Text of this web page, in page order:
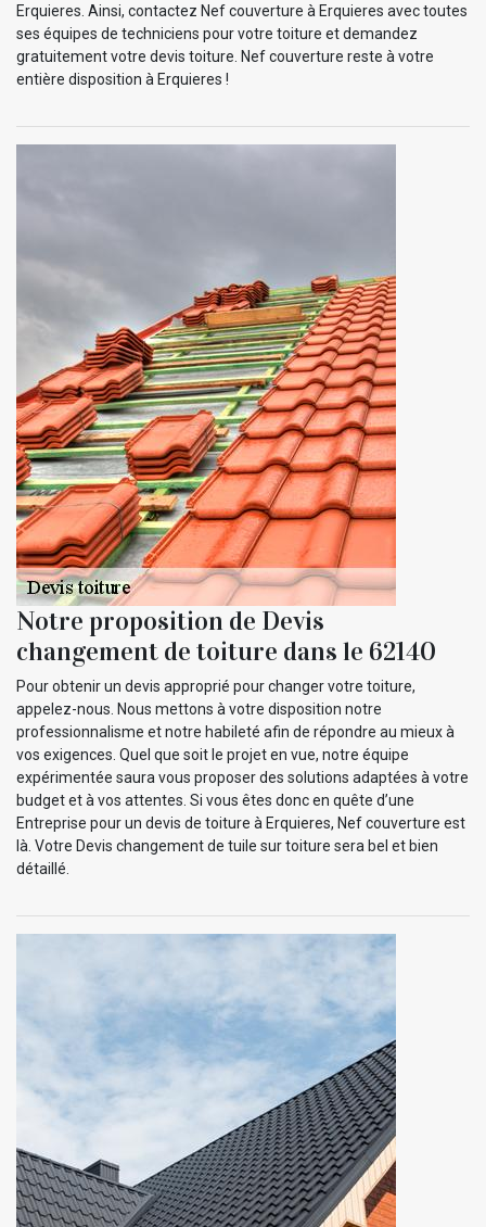
Erquieres. Ainsi, contactez Nef couverture à Erquieres avec toutes
ses équipes de techniciens pour votre toiture et demandez
gratuitement votre devis toiture. Nef couverture reste à votre
entière disposition à Erquieres !
Notre proposition de Devis
changement de toiture dans le 62140
Pour obtenir un devis approprié pour changer votre toiture,
appelez-nous. Nous mettons à votre disposition notre
professionnalisme et notre habileté afin de répondre au mieux à
vos exigences. Quel que soit le projet en vue, notre équipe
expérimentée saura vous proposer des solutions adaptées à votre
budget et à vos attentes. Si vous êtes donc en quête d’une
Entreprise pour un devis de toiture à Erquieres, Nef couverture est
là. Votre Devis changement de tuile sur toiture sera bel et bien
détaillé.